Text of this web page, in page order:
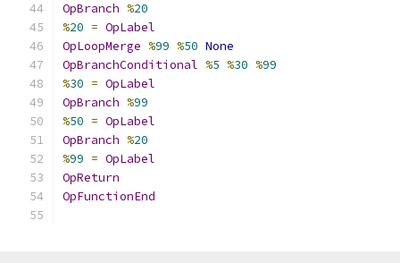
OpBranch %20
%20 = OpLabel
OpLoopMerge %99 %50 None
OpBranchConditional %5 %30 %99
%30 = OpLabel
OpBranch %99
%50 = OpLabel
OpBranch %20
%99 = OpLabel
OpReturn
OpFunctionEnd